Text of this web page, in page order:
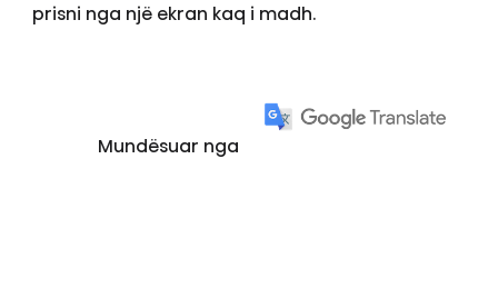
prisni nga një ekran kaq i madh.
Mundësuar nga